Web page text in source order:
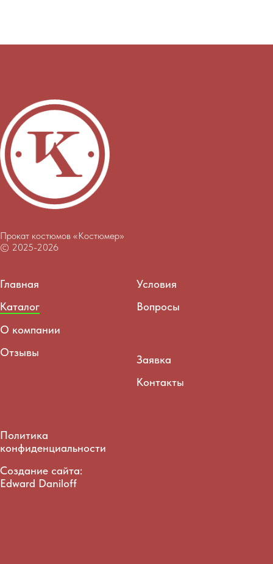
Прокат костюмов «Костюмер»
© 2025-2026
Главная
Каталог
О компании
Отзывы
Условия
Вопросы
Заявка
Контакты
Политика
конфиденциальности
Создание сайта:
Edward Daniloff